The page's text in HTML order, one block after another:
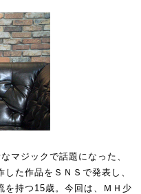
マジックで話題になった、
た作品をＳＮＳで発表し、
を持つ15歳。今回は、ＭＨ少